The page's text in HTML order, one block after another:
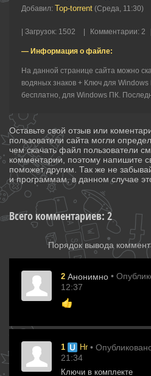
Добавил: Top-torrent (Среда, 11:30)
Загрузок: 1502 Комментарии: 2
— Информация о файле:
На данной странице сайта можно
водяных знаков + Ключ для Windows
бесплатно, для Windows ПК.
Оставьте свой отзыв или
пользователи сайта могли
чем скачать файл пользователи
комментарии, поэтому напишите
поможет другим. Так же не
и программам, в данном случае
Всего комментариев:2
Порядок вывода
2 Анонимно •
12:37
1 Hr •
21:34
Ключи в комплекте